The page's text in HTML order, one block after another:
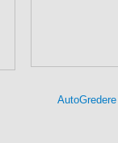
AutoGredere